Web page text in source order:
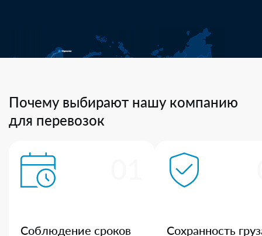
Почему выбирают нашу компанию
для перевозок
Соблюдение сроков Сохранность